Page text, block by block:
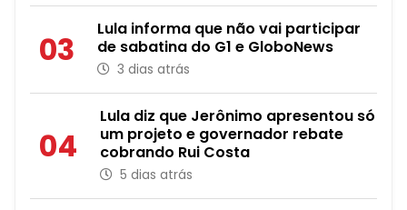
03
Lula informa que não vai participar
de sabatina do G1 e GloboNews
3 dias atrás
04
Lula diz que Jerônimo apresentou só
um projeto e governador rebate
cobrando Rui Costa
5 dias atrás